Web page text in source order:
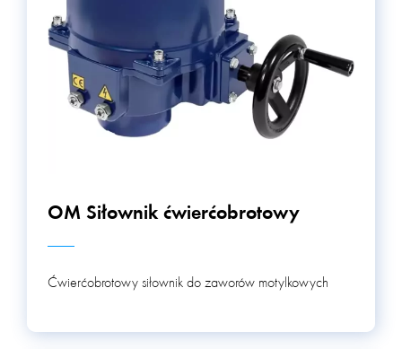
OM Siłownik ćwierćobrotowy
Ćwierćobrotowy siłownik do zaworów motylkowych